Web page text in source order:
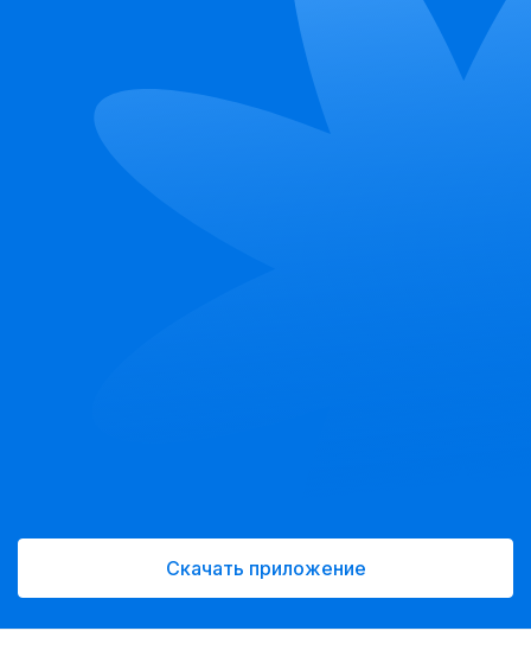
Скачать приложение